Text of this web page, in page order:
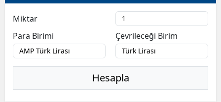
Miktar
Para Birimi
Çevrileceği Birim
Hesapla